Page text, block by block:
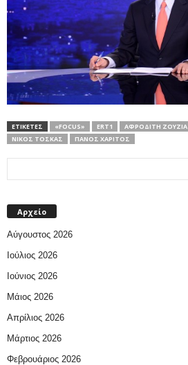
ΕΤΙΚΕΤΕΣ «FOCUS» ERT1 ΑΦΡΟΔΊΤΗ ΖΟΎΖΙΑ
ΝΙΚΟΣ ΤΟΣΚΑΣ
ΠΆΝΟΣ ΧΑΡΊΤΟΣ
Αρχείο
Αύγουστος 2026
Ιούλιος 2026
Ιούνιος 2026
Μάιος 2026
Απρίλιος 2026
Μάρτιος 2026
Φεβρουάριος 2026